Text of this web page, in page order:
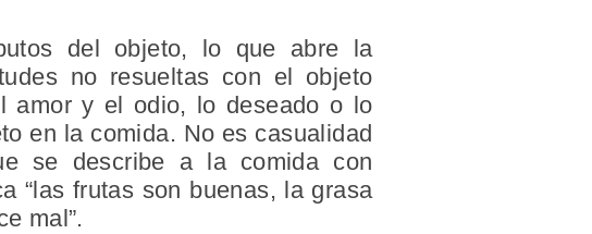
del objeto, lo que abre la
no resueltas con el objeto
amor y el odio, lo deseado o lo
en la comida. No es casualidad
se describe a la comida con
“las frutas son buenas, la grasa
mal”.